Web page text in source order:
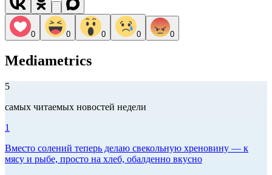
0 0 0 0 0
Mediametrics
5
самых читаемых новостей недели
1
Вместо солений теперь делаю свекольную хреновину — к
мясу и рыбе, просто на хлеб, обалденно вкусно